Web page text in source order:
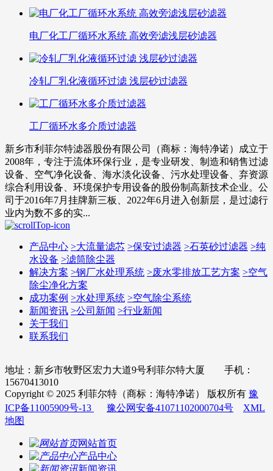
电厂化工厂循环水系统 高效旁滤浅层砂滤器
冷轧厂乳化液循环过滤 浅层砂过滤器
工厂循环水多介质过滤器
新乡市利菲尔特滤器股份有限公司（商标：海特净诺）成立于
2008年，专注于流体环保行业，是专业研发、制造和销售过滤
设备、空气净化设备、海水淡化设备、污水处理设备、弃资源
综合利用设备、环境保护专用设备的股份制高新技术企业。公
司于2016年7月挂牌新三板、2022年6月进入创新层，是过滤行
业内为数不多的实...
产品中心 >大流量滤芯 >保安过滤器 >石英砂过滤器 >纯
水设备 >滤筒除尘器
解决方案 >钢厂水处理系统 >废水零排放工艺方案 >空气
除尘净化方案
成功案例 >水处理系统 >空气除尘系统
新闻资讯 >公司新闻 >行业新闻
关于我们
联系我们
地址：新乡市牧野区宏力大道9号利菲尔特大厦 手机：
15670413010
Copyright © 2025 利菲尔特（商标：海特净诺） 版权所有 豫
ICP备11005909号-13
豫公网安备41071102000704号
XML
地图
网站首页
产品中心
新闻资讯